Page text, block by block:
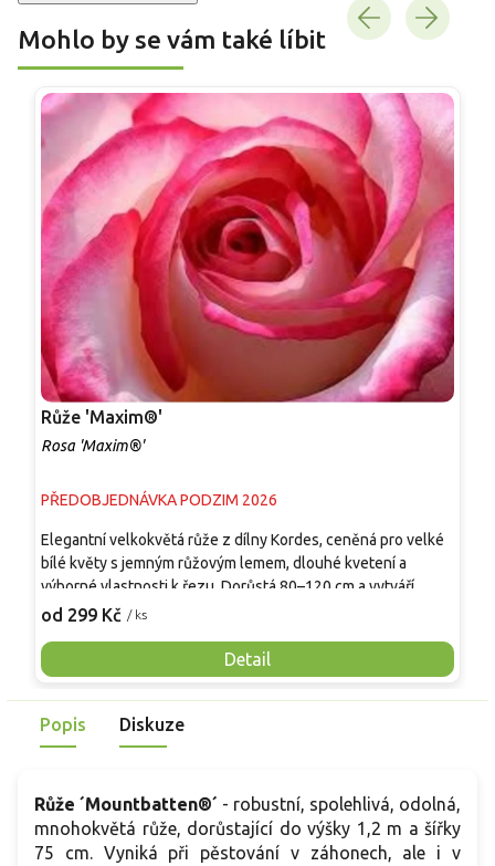
Mohlo by se vám také líbit
Růže 'Maxim®'
Rosa 'Maxim®'
PŘEDOBJEDNÁVKA PODZIM 2026
od 299 Kč / ks
Detail
Elegantní velkokvětá růže z dílny Kordes, ceněná pro velké
bílé květy s jemným růžovým lemem, dlouhé kvetení a
výborné vlastnosti k řezu. Dorůstá 80–120 cm a vytváří
vzpřímený, kompaktní keř s tmavě zelenými lesklými listy.
průměru 10–12 cm klasického čajohybridního tvaru. Vůně je
jemná až středně silná, sladká s lehce ovocnými tóny. Skvěle
se hodí do reprezentativních záhonů, jako solitéra i do
svatebních a floristických aranžmá.
Popis Diskuze
Růže ´Mountbatten®´ - robustní, spolehlivá, odolná,
mnohokvětá růže, dorůstající do výšky 1,2 m a šířky
75 cm. Vyniká při pěstování v záhonech, ale i v